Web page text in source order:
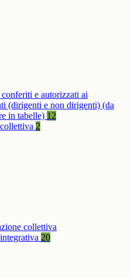
e autorizzati ai
(dirigenti e non dirigenti) (da
in tabelle) 12
2
collettiva
20